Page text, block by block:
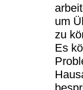
um
zu
Es